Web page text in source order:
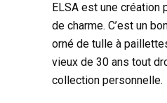
ELSA est une création
de charme. C’est un
orné de tulle à
vieux de 30 ans tout
collection personnelle.